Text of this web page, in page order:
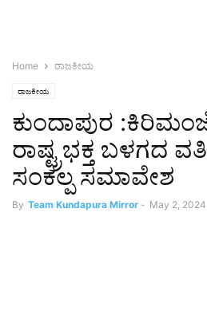
Home ರಾಜಕೀಯ
ರಾಜಕೀಯ
ಕುಂದಾಪುರ
ರಾಷ್ಟ್ರಭಕ್ತ
ಸಂಕಲ್ಪ‌ ಸಮಾವೇಶ
By Team Kundapura Mirror - May 2, 2024